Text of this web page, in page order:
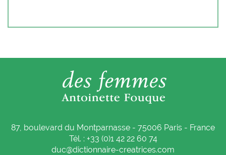
87, boulevard du Montparnasse - 75006 Paris - France
Tél. : +33 (0)1 42 22 60 74
duc@dictionnaire-creatrices.com